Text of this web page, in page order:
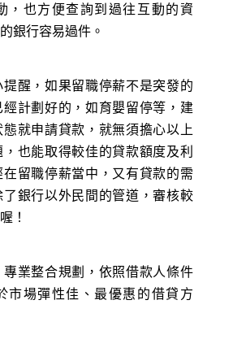
，也方便查詢到過往互動的資
銀行容易過件。
醒，如果留職停薪不是突發的
計劃好的，如育嬰留停等，建
就申請貸款，就無須擔心以上
也能取得較佳的貸款額度及利
留職停薪當中，又有貸款的需
銀行以外民間的管道，審核較
！
業整合規劃，依照借款人條件
市場彈性佳、最優惠的借貸方